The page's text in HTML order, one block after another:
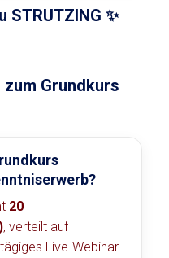
STRUTZING ✨
Grundkurs
20
, verteilt auf
Live-Webinar.